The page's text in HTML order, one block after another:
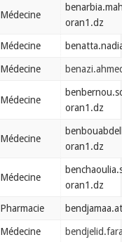
Médecine
oran1.dz
Médecine
Médecine
Médecine
oran1.dz
Médecine
oran1.dz
Médecine
oran1.dz
Pharmacie
Médecine